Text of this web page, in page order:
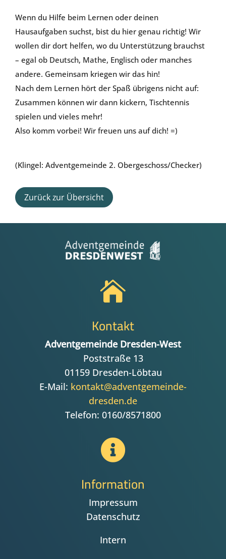
Wenn du Hilfe beim Lernen oder deinen
Hausaufgaben suchst, bist du hier genau richtig! Wir
wollen dir dort helfen, wo du Unterstützung brauchst
– egal ob Deutsch, Mathe, Englisch oder manches
andere. Gemeinsam kriegen wir das hin!
Nach dem Lernen hört der Spaß übrigens nicht auf:
Zusammen können wir dann kickern, Tischtennis
spielen und vieles mehr!
Also komm vorbei! Wir freuen uns auf dich! =)
(Klingel: Adventgemeinde 2. Obergeschoss/Checker)
Zurück zur Übersicht

Kontakt
Adventgemeinde Dresden-West
Poststraße 13
01159 Dresden-Löbtau
E-Mail: kontakt@adventgemeinde-
dresden.de
Telefon: 0160/8571800

Information
Impressum
Datenschutz
Intern